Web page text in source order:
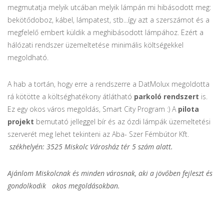
megmutatja melyik utcában melyik lámpán mi hibásodott meg:
bekötődoboz, kábel, lámpatest, stb...így azt a szerszámot és a
megfelelő embert küldik a meghibásodott lámpához. Ezért a
hálózati rendszer üzemeltetése minimális költségekkel
megoldható.
A hab a tortán, hogy erre a rendszerre a DatMolux megoldotta
rá kötötte a költséghatékony átlátható parkoló rendszert is.
Ez egy okos város megoldás, Smart City Program :) A pilota
projekt bemutató jelleggel bír és az ózdi lámpák üzemeltetési
szerverét meg lehet tekinteni az Aba- Szer Fémbútor Kft.
székhelyén: 3525 Miskolc Városház tér 5 szám alatt.
Ajánlom Miskolcnak és minden városnak, aki a jövőben fejleszt és
gondolkodik okos megoldásokban.